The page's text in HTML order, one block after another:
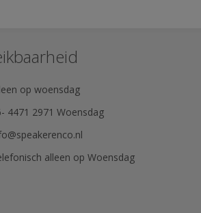
op woensdag
4471 2971 Woensdag
alleen op Woensdag